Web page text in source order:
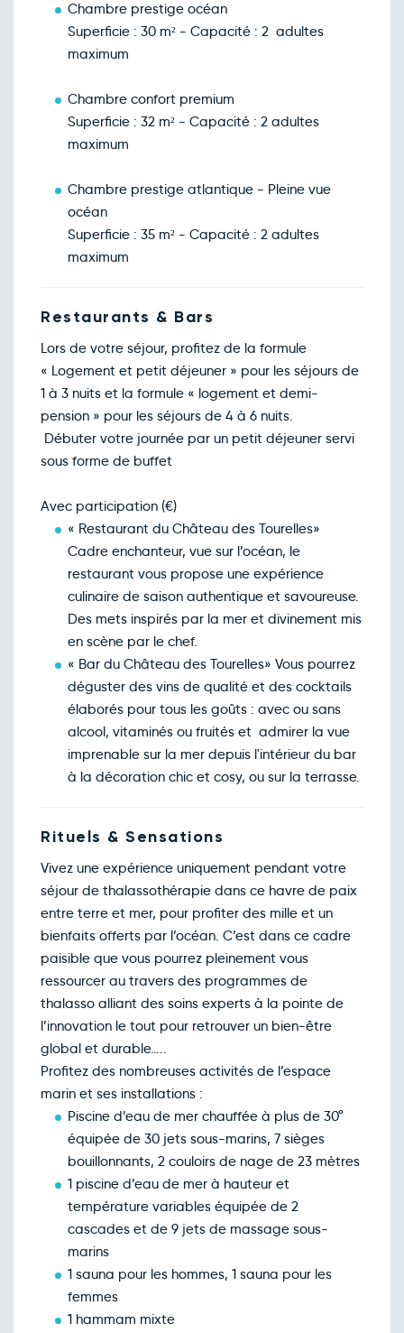
Chambre prestige océan
Superficie : 30 m² - Capacité : 2 adultes
maximum
Chambre confort premium
Superficie : 32 m² - Capacité : 2 adultes
maximum
Chambre prestige atlantique - Pleine vue
océan
Superficie : 35 m² - Capacité : 2 adultes
maximum
Restaurants & Bars
Lors de votre séjour, profitez de la formule
« Logement et petit déjeuner » pour les séjours de
1 à 3 nuits et la formule « logement et demi-
pension » pour les séjours de 4 à 6 nuits.
Débuter votre journée par un petit déjeuner servi
sous forme de buffet
Avec participation (€)
« Restaurant du Château des Tourelles»
Cadre enchanteur, vue sur l’océan, le
restaurant vous propose une expérience
culinaire de saison authentique et savoureuse.
Des mets inspirés par la mer et divinement mis
en scène par le chef.
« Bar du Château des Tourelles» Vous pourrez
déguster des vins de qualité et des cocktails
élaborés pour tous les goûts : avec ou sans
alcool, vitaminés ou fruités et admirer la vue
imprenable sur la mer depuis l'intérieur du bar
à la décoration chic et cosy, ou sur la terrasse.
Rituels & Sensations
Vivez une expérience uniquement pendant votre
séjour de thalassothérapie dans ce havre de paix
entre terre et mer, pour profiter des mille et un
bienfaits offerts par l’océan. C’est dans ce cadre
paisible que vous pourrez pleinement vous
ressourcer au travers des programmes de
thalasso alliant des soins experts à la pointe de
l’innovation le tout pour retrouver un bien-être
global et durable…..
Profitez des nombreuses activités de l’espace
marin et ses installations :
Piscine d’eau de mer chauffée à plus de 30°
équipée de 30 jets sous-marins, 7 sièges
bouillonnants, 2 couloirs de nage de 23 mètres
1 piscine d’eau de mer à hauteur et
température variables équipée de 2
cascades et de 9 jets de massage sous-
marins
1 sauna pour les hommes, 1 sauna pour les
femmes
1 hammam mixte